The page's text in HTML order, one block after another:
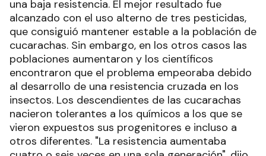
una baja resistencia. El mejor resultado fue
alcanzado con el uso alterno de tres pesticidas,
que consiguió mantener estable a la población de
cucarachas. Sin embargo, en los otros casos las
poblaciones aumentaron y los científicos
encontraron que el problema empeoraba debido
al desarrollo de una resistencia cruzada en los
insectos. Los descendientes de las cucarachas
nacieron tolerantes a los químicos a los que se
vieron expuestos sus progenitores e incluso a
otros diferentes. "La resistencia aumentaba